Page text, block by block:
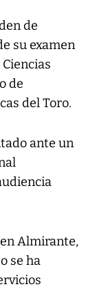
de
su examen
de
del Toro.
ante un
Almirante,
se ha